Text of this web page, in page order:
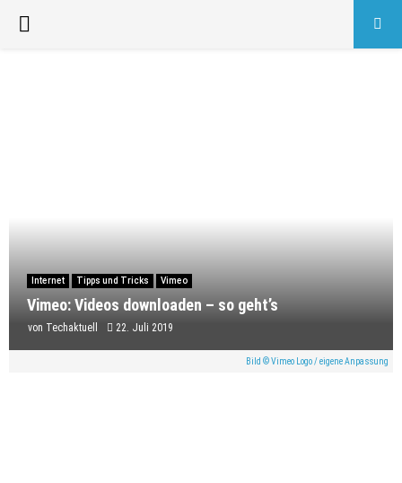
PRIMARY
Internet Tipps und Tricks Vimeo
Vimeo: Videos downloaden – so geht’s
von Techaktuell 22. Juli 2019
Bild © Vimeo Logo / eigene Anpassung